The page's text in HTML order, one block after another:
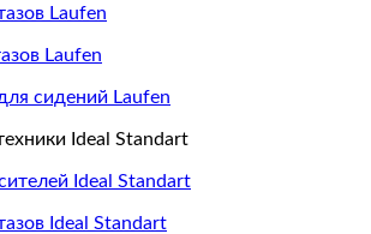
Laufen
Laufen
сидений Laufen
Ideal Standart
Ideal Standart
Ideal Standart